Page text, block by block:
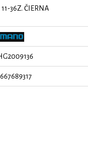
36Z. ČIERNA